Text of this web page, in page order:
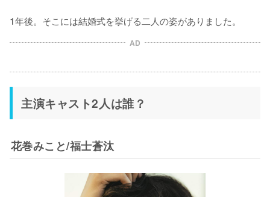
1年後。そこには結婚式を挙げる二人の姿がありました。
AD
主演キャスト2人は誰？
花巻みこと/福士蒼汰